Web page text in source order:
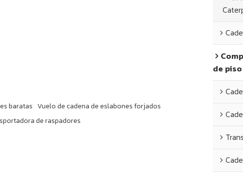
baratas Vuelo de cadena de eslabones forjados
de raspadores
de piso